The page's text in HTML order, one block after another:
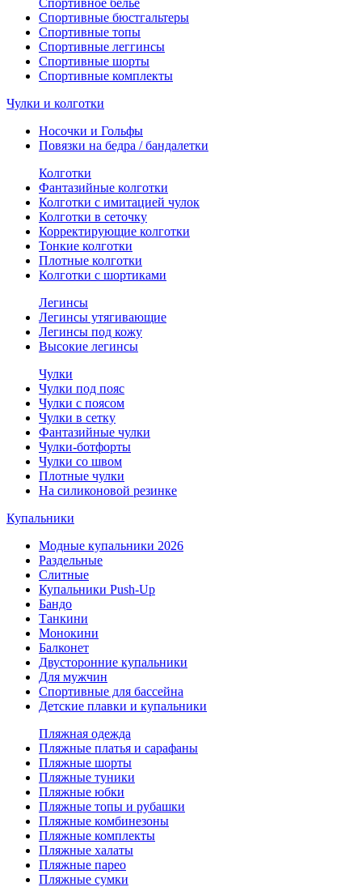
Спортивное белье
Спортивные бюстгальтеры
Спортивные топы
Спортивные леггинсы
Спортивные шорты
Спортивные комплекты
Чулки и колготки
Носочки и Гольфы
Повязки на бедра / бандалетки
Колготки
Фантазийные колготки
Колготки с имитацией чулок
Колготки в сеточку
Корректирующие колготки
Тонкие колготки
Плотные колготки
Колготки с шортиками
Легинсы
Легинсы утягивающие
Легинсы под кожу
Высокие легинсы
Чулки
Чулки под пояс
Чулки с поясом
Чулки в сетку
Фантазийные чулки
Чулки-ботфорты
Чулки со швом
Плотные чулки
На силиконовой резинке
Купальники
Модные купальники 2026
Раздельные
Слитные
Купальники Push-Up
Бандо
Танкини
Монокини
Балконет
Двусторонние купальники
Для мужчин
Спортивные для бассейна
Детские плавки и купальники
Пляжная одежда
Пляжные платья и сарафаны
Пляжные шорты
Пляжные туники
Пляжные юбки
Пляжные топы и рубашки
Пляжные комбинезоны
Пляжные комплекты
Пляжные халаты
Пляжные парео
Пляжные сумки